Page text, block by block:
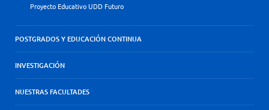
Proyecto Educativo UDD Futuro
POSTGRADOS Y EDUCACIÓN CONTINUA
INVESTIGACIÓN
NUESTRAS FACULTADES